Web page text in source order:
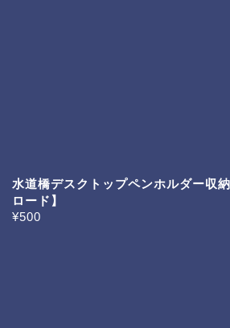
水道橋デスクトップペンホルダー収
ロード】
¥500